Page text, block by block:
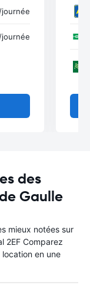
/journée
/journée
des
Gaulle
mieux notées sur
2EF Comparez
en une